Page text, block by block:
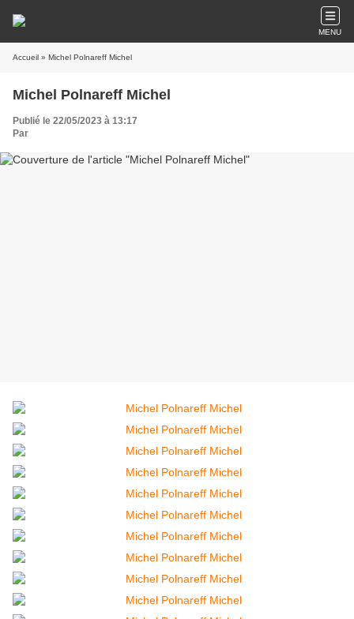
MENU
Accueil » Michel Polnareff Michel
Michel Polnareff Michel
Publié le 22/05/2023 à 13:17
Par